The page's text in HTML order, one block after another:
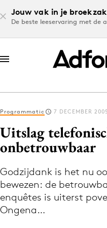
Jouw vak in je
De beste leeservaring met de
Log in
Volg het laatste
Programmatic 7 DECEMBER 2005
Uitslag
onbetrouwbaar
Godzijdank is het nu
bewezen: de
enquêtes is uiterst
Ongena…